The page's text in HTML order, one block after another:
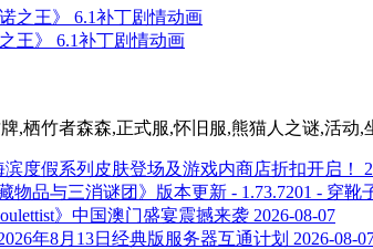
王》 6.1补丁剧情动画
,栖竹者森森,正式服,怀旧服,熊猫人之谜,活动,
滨度假系列皮肤登场及游戏内商店折扣开启！
藏物品与三消谜团》版本更新 - 1.73.7201 - 穿
》中国澳门盛宴震撼来袭 2026-08-07
年8月13日经典版服务器互通计划 2026-08-